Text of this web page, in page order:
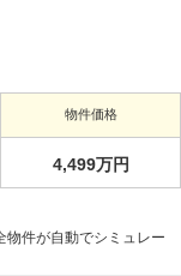
物件価格
4,499万円
物件が自動でシミュレー